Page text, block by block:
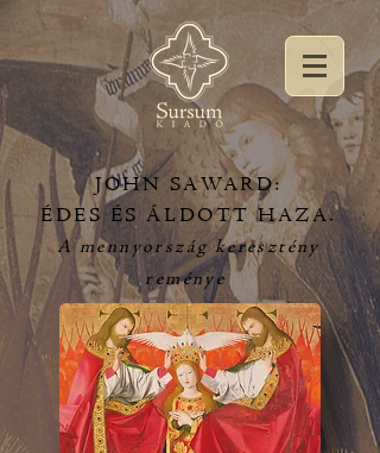
JOHN SAWARD:
ÉDES ÉS ÁLDOTT HAZA.
A mennyország keresztény
reménye